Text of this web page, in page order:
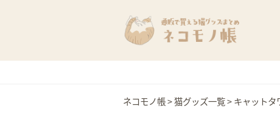
ネコモノ帳>猫グッズ一覧>キャットタ